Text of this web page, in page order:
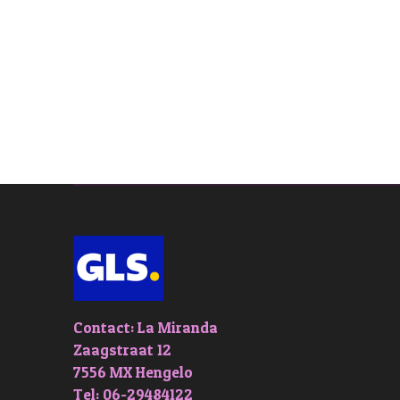
Contact: La Miranda
Zaagstraat 12
7556 MX Hengelo
Tel: 06-29484122